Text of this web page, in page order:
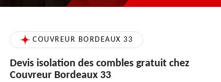
COUVREUR BORDEAUX 33
Devis isolation des combles gratuit chez
Couvreur Bordeaux 33